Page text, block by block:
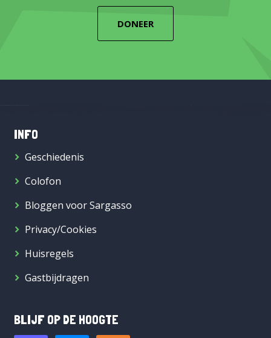
DONEER
INFO
Geschiedenis
Colofon
Bloggen voor Sargasso
Privacy/Cookies
Huisregels
Gastbijdragen
BLIJF OP DE HOOGTE